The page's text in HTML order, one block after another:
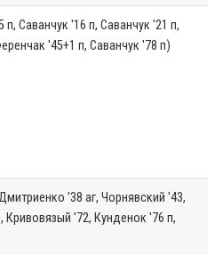
Саванчук '16 п, Саванчук '21 п,
'45+1 п, Саванчук '78 п)
'38 аг, Чорнявский '43,
Кривовязый '72, Кунденок '76 п,